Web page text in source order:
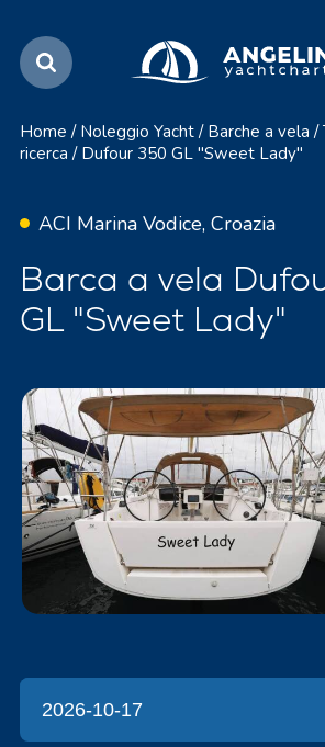
Home / Noleggio Yacht / Barche a vela /
ricerca / Dufour 350 GL "Sweet Lady"
ACI Marina Vodice, Croazia
Barca a vela
GL "Sweet Lady"